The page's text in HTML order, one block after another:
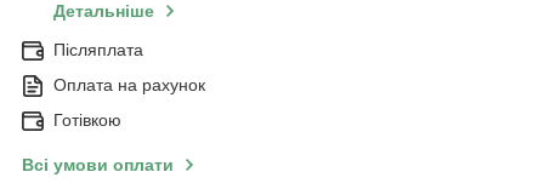
Детальніше
Післяплата
Оплата на рахунок
Готівкою
Всі умови оплати